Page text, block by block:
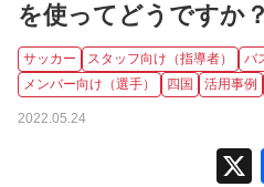
スタッフ向け（指導者）
を使ってどうですか
サッカー スタッフ向け（指導者）
バ
メンバー向け（選手）
四国 活用事例
2022.05.24